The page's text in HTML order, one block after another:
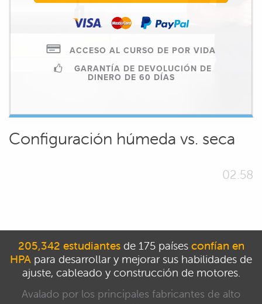
ACCESO AL CURSO DE POR VIDA
GARANTÍA DE DEVOLUCIÓN DE
DINERO DE 60 DÍAS
Configuración húmeda vs. seca
02.58
205,342 estudiantesde 175 países confían en
HPA para desarrollar y mejorar sus habilidades de
ajuste, cableado y construcción de motores.
Avalado por los principales fabricantes de alto